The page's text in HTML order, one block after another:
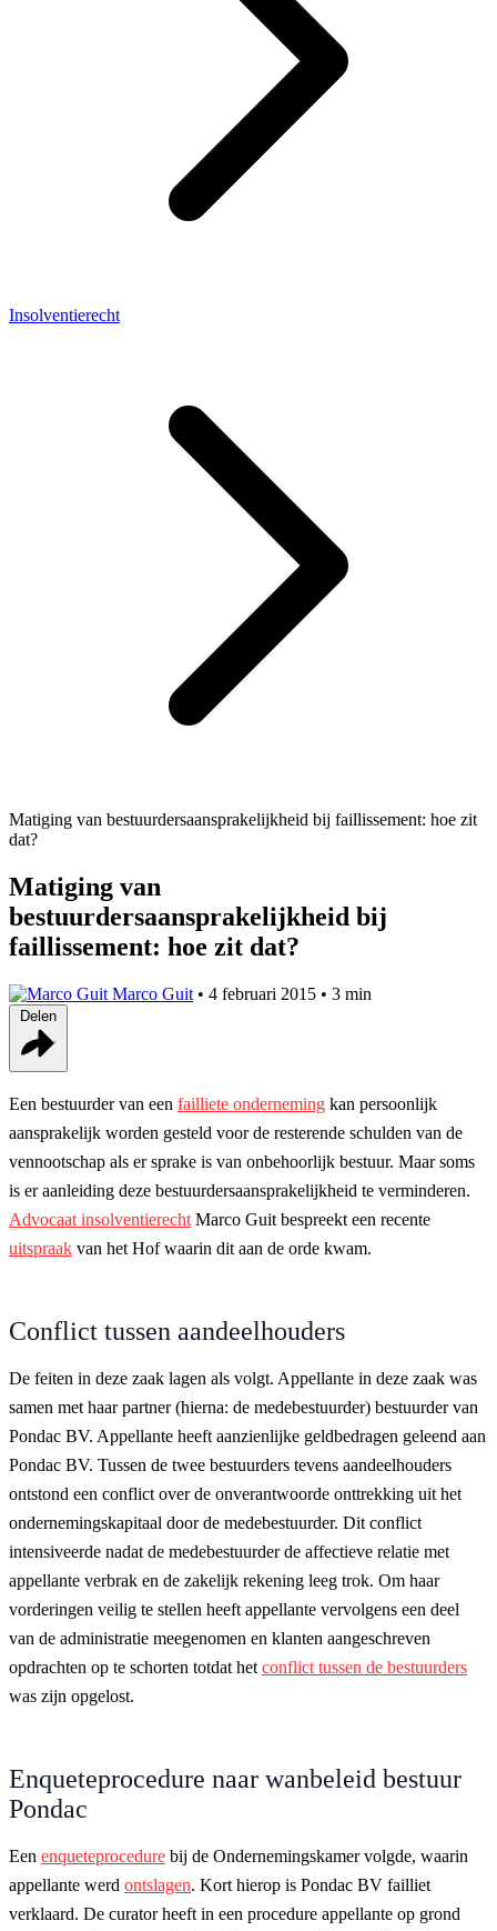
Insolventierecht
Matiging van bestuurdersaansprakelijkheid bij faillissement: hoe zit
dat?
Matiging van
bestuurdersaansprakelijkheid bij
faillissement: hoe zit dat?
Marco Guit • 4 februari 2015 • 3 min
Een bestuurder van een failliete onderneming kan persoonlijk
aansprakelijk worden gesteld voor de resterende schulden van de
vennootschap als er sprake is van onbehoorlijk bestuur. Maar soms
is er aanleiding deze bestuurdersaansprakelijkheid te verminderen.
Advocaat insolventierecht Marco Guit bespreekt een recente
uitspraak van het Hof waarin dit aan de orde kwam.
Conflict tussen aandeelhouders
De feiten in deze zaak lagen als volgt. Appellante in deze zaak was
samen met haar partner (hierna: de medebestuurder) bestuurder van
Pondac BV. Appellante heeft aanzienlijke geldbedragen geleend aan
Pondac BV. Tussen de twee bestuurders tevens aandeelhouders
ontstond een conflict over de onverantwoorde onttrekking uit het
ondernemingskapitaal door de medebestuurder. Dit conflict
intensiveerde nadat de medebestuurder de affectieve relatie met
appellante verbrak en de zakelijk rekening leeg trok. Om haar
vorderingen veilig te stellen heeft appellante vervolgens een deel
van de administratie meegenomen en klanten aangeschreven
opdrachten op te schorten totdat het conflict tussen de bestuurders
was zijn opgelost.
Enqueteprocedure naar wanbeleid bestuur
Pondac
Een enqueteprocedure bij de Ondernemingskamer volgde, waarin
appellante werd ontslagen. Kort hierop is Pondac BV failliet
verklaard. De curator heeft in een procedure appellante op grond